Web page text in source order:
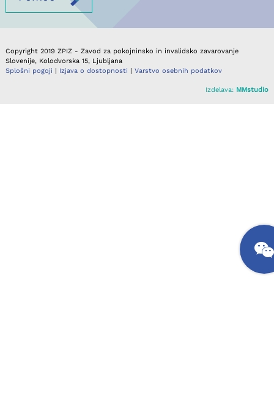
Copyright 2019 ZPIZ - Zavod za pokojninsko in invalidsko zavarovanje
Slovenije, Kolodvorska 15, Ljubljana
Splošni pogoji | Izjava o dostopnosti | Varstvo osebnih podatkov
Izdelava: MMstudio